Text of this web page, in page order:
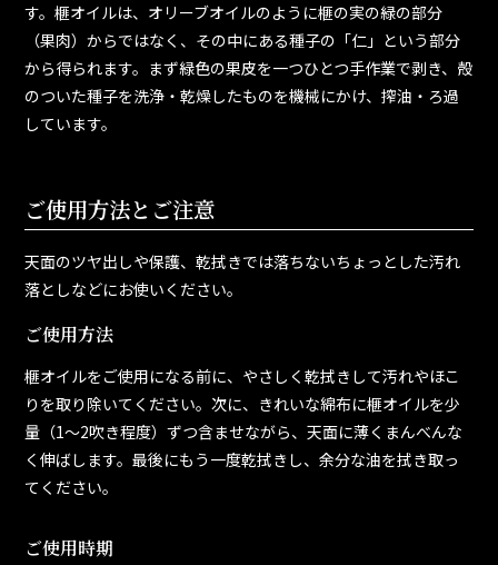
す。榧オイルは、オリーブオイルのように榧の実の緑の部分
（果肉）からではなく、その中にある種子の「仁」という部分
から得られます。まず緑色の果皮を一つひとつ手作業で剥き、殻
のついた種子を洗浄・乾燥したものを機械にかけ、搾油・ろ過
しています。
ご使用方法とご注意
天面のツヤ出しや保護、乾拭きでは落ちないちょっとした汚れ
落としなどにお使いください。
ご使用方法
榧オイルをご使用になる前に、やさしく乾拭きして汚れやほこ
りを取り除いてください。次に、きれいな綿布に榧オイルを少
量（1～2吹き程度）ずつ含ませながら、天面に薄くまんべんな
く伸ばします。最後にもう一度乾拭きし、余分な油を拭き取っ
てください。
ご使用時期